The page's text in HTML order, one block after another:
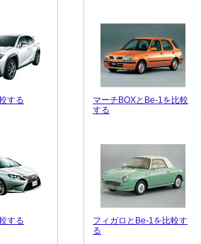
する
する
マーチBOXとBe-1を比較
する
フィガロとBe-1を比較す
る